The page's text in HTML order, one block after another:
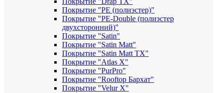
Покрытие "PE (полиэстер)"
Покрытие "PE-Double (полиэстер
двухсторонний)"
Покрытие "Satin"
Покрытие "Satin Мatt"
Покрытие "Satin Matt TX"
Покрытие "Atlas X"
Покрытие "PurPro"
Покрытие "Rooftop Бархат"
Покрытие "Velur X"